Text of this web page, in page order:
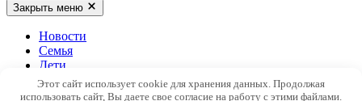
Закрыть меню
Новости
Семья
Дети
Домоводство
Питание
Этот сайт использует cookie для хранения данных. Продолжая
использовать сайт, Вы даете свое согласие на работу с этими файлами.